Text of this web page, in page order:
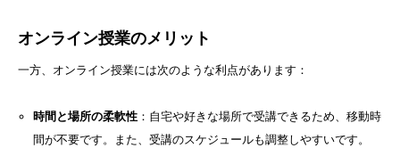
オンライン授業のメリット
一方、オンライン授業には次のような利点があります：
時間と場所の柔軟性：自宅や好きな場所で受講できるため、移動時
間が不要です。また、受講のスケジュールも調整しやすいです。